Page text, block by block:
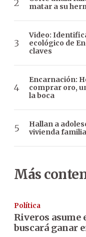
matar a su
Video:
ecológico de
claves
Encarnación:
comprar oro,
la boca
Hallan a
vivienda
Más
Política
Riveros asume
buscará ganar